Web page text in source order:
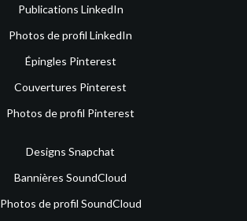
Publications LinkedIn
Photos de profil LinkedIn
Épingles Pinterest
Couvertures Pinterest
Photos de profil Pinterest
Designs Snapchat
Bannières SoundCloud
Photos de profil SoundCloud